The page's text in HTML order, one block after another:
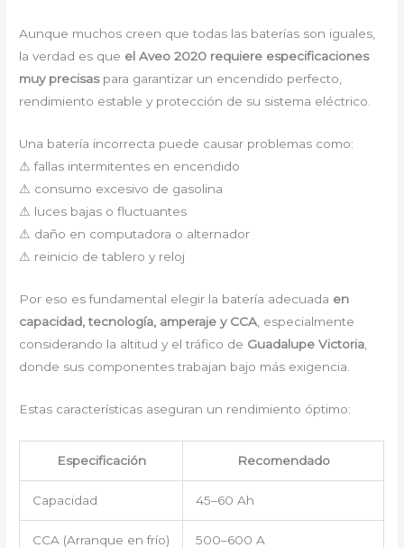
Aunque muchos creen que todas las baterías son iguales,
la verdad es que el Aveo 2020 requiere especificaciones
muy precisaspara garantizar un encendido perfecto,
rendimiento estable y protección de su sistema eléctrico.
Una batería incorrecta puede causar problemas como:
⚠ fallas intermitentes en encendido
⚠ consumo excesivo de gasolina
⚠ luces bajas o fluctuantes
⚠ daño en computadora o alternador
⚠ reinicio de tablero y reloj
Por eso es fundamental elegir la batería adecuada en
capacidad, tecnología, amperaje y CCA , especialmente
considerando la altitud y el tráfico de Guadalupe Victoria
donde sus componentes trabajan bajo más exigencia.
Estas características aseguran un rendimiento óptimo:
Especificación Recomendado
Capacidad 45–60 Ah
CCA (Arranque en frío) 500–600 A